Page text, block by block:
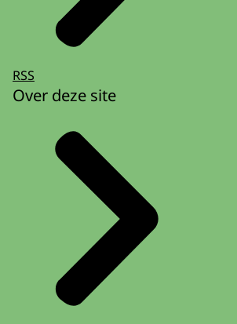
RSS
Over deze site